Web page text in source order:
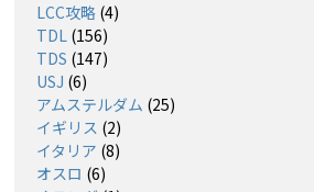
LCC攻略 (4)
TDL (156)
TDS (147)
USJ (6)
アムステルダム (25)
イギリス (2)
イタリア (8)
オスロ (6)